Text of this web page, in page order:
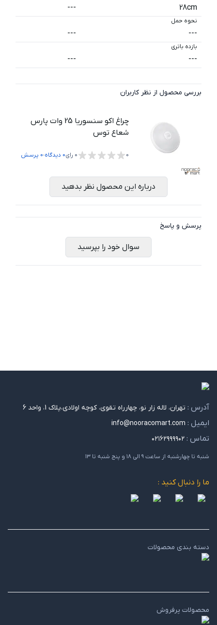
28cm
---
نحوه حمل
---
---
بازده باتری
---
---
بررسی محصول از نظر کاربران
چراغ اکو سنسوریا 25 وات پارس
شعاع توس
0
0 رای0 دیدگاه،0 پرسش
درباره این محصول نظر بدهید
پرسش و پاسخ
سوال خود را بپرسید
آدرس : تهران، لاله زار نو، چهارراه تقوی، کوچه اولادی،پلاک 1، واحد 6
ایمیل : info@nooracomart.com
تماس : ۰۲۱۶۲۹۹۹۹۰۲
شنبه تا چهارشنبه از ساعت ۹ الی ۱۸ و پنج شنبه تا ۱۳
ما را دنبال کنید :
دسته بندی محصولات
محصولات پرفروش